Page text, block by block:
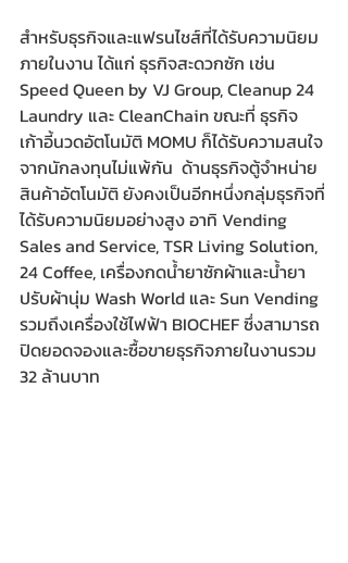
สำหรับธุรกิจและแฟรนไชส์ที่ได้รับความนิยม
ภายในงาน ได้แก่ ธุรกิจสะดวกซัก เช่น
Speed Queen by VJ Group, Cleanup 24
Laundry และ CleanChain ขณะที่ ธุรกิจ
เก้าอี้นวดอัตโนมัติ MOMU ก็ได้รับความสนใจ
จากนักลงทุนไม่แพ้กัน  ด้านธุรกิจตู้จำหน่าย
สินค้าอัตโนมัติ ยังคงเป็นอีกหนึ่งกลุ่มธุรกิจที่
ได้รับความนิยมอย่างสูง อาทิ Vending
Sales and Service, TSR Living Solution,
24 Coffee, เครื่องกดน้ำยาซักผ้าและน้ำยา
ปรับผ้านุ่ม Wash World และ Sun Vending
รวมถึงเครื่องใช้ไฟฟ้า BIOCHEF ซึ่งสามารถ
ปิดยอดจองและซื้อขายธุรกิจภายในงานรวม
32 ล้านบาท